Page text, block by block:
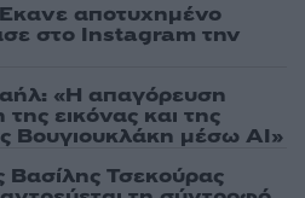
Έκανε αποτυχημένο
στο Instagram την
«Η απαγόρευση
εικόνας και της
Βουγιουκλάκη μέσω AI»
Τσεκούρας